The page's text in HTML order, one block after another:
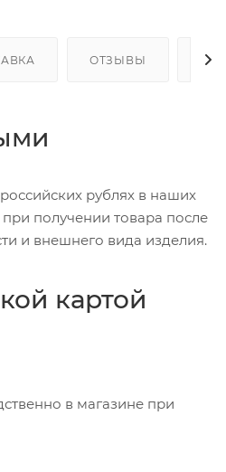
ОТЗЫВЫ
рублях в наших
получении товара после
и внешнего вида изделия.
картой
в магазине при